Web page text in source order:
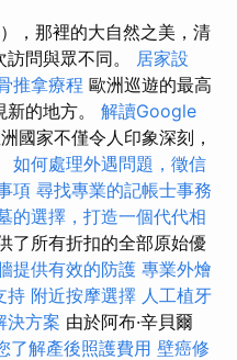
，那裡的大自然之美，清
問與眾不同。 居家設
推拿療程 歐洲巡遊的最高
的地方。 解讀Google
國家不僅令人印象深刻，
如何處理外遇問題，徵信
項 尋找專業的記帳士事務
的選擇，打造一個代代相
了所有折扣的全部原始優
提供有效的防護 專業外燴
持 附近按摩選擇 人工植牙
決方案 由於阿布·辛貝爾
了解產後照護費用 壁癌修